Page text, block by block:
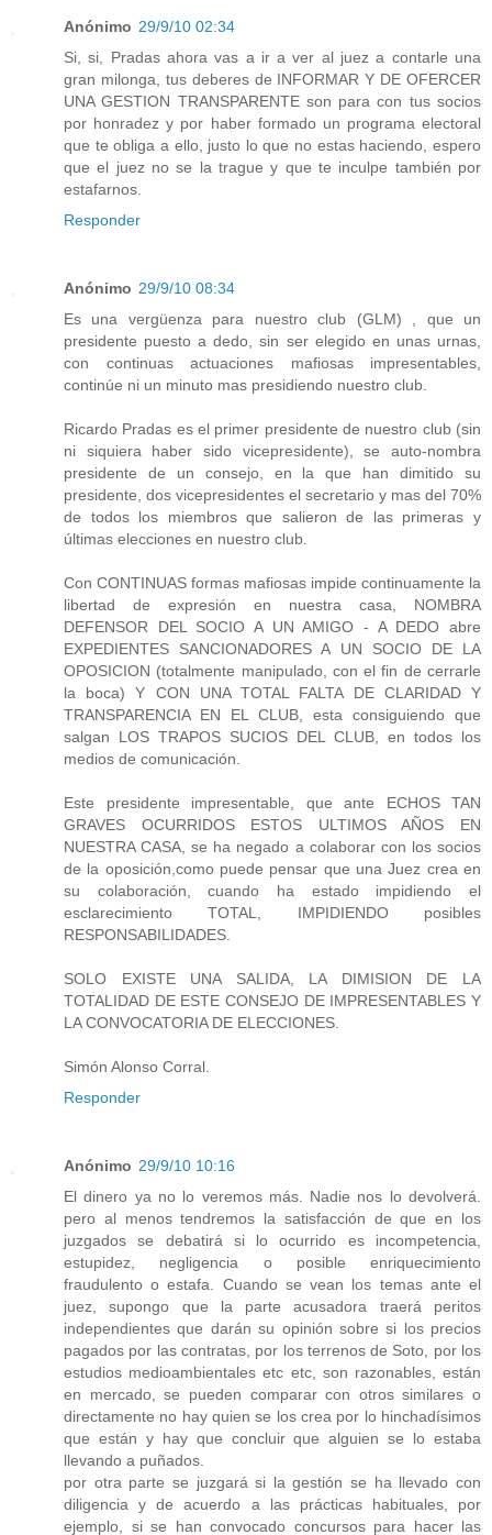
Anónimo 29/9/10 02:34
Si, si, Pradas ahora vas a ir a ver al juez a contarle una
gran milonga, tus deberes de INFORMAR Y DE OFERCER
UNA GESTION TRANSPARENTE son para con tus socios
por honradez y por haber formado un programa electoral
que te obliga a ello, justo lo que no estas haciendo, espero
que el juez no se la trague y que te inculpe también por
estafarnos.
Responder
Anónimo 29/9/10 08:34
Es una vergüenza para nuestro club (GLM) , que un
presidente puesto a dedo, sin ser elegido en unas urnas,
con continuas actuaciones mafiosas impresentables,
continúe ni un minuto mas presidiendo nuestro club.
Ricardo Pradas es el primer presidente de nuestro club (sin
ni siquiera haber sido vicepresidente), se auto-nombra
presidente de un consejo, en la que han dimitido su
presidente, dos vicepresidentes el secretario y mas del 70%
de todos los miembros que salieron de las primeras y
últimas elecciones en nuestro club.
Con CONTINUAS formas mafiosas impide continuamente la
libertad de expresión en nuestra casa, NOMBRA
DEFENSOR DEL SOCIO A UN AMIGO - A DEDO abre
EXPEDIENTES SANCIONADORES A UN SOCIO DE LA
OPOSICION (totalmente manipulado, con el fin de cerrarle
la boca) Y CON UNA TOTAL FALTA DE CLARIDAD Y
TRANSPARENCIA EN EL CLUB, esta consiguiendo que
salgan LOS TRAPOS SUCIOS DEL CLUB, en todos los
medios de comunicación.
Este presidente impresentable, que ante ECHOS TAN
GRAVES OCURRIDOS ESTOS ULTIMOS AÑOS EN
NUESTRA CASA, se ha negado a colaborar con los socios
de la oposición,como puede pensar que una Juez crea en
su colaboración, cuando ha estado impidiendo el
esclarecimiento TOTAL, IMPIDIENDO posibles
RESPONSABILIDADES.
SOLO EXISTE UNA SALIDA, LA DIMISION DE LA
TOTALIDAD DE ESTE CONSEJO DE IMPRESENTABLES Y
LA CONVOCATORIA DE ELECCIONES.
Simón Alonso Corral.
Responder
Anónimo 29/9/10 10:16
El dinero ya no lo veremos más. Nadie nos lo devolverá.
pero al menos tendremos la satisfacción de que en los
juzgados se debatirá si lo ocurrido es incompetencia,
estupidez, negligencia o posible enriquecimiento
fraudulento o estafa. Cuando se vean los temas ante el
juez, supongo que la parte acusadora traerá peritos
independientes que darán su opinión sobre si los precios
pagados por las contratas, por los terrenos de Soto, por los
estudios medioambientales etc etc, son razonables, están
en mercado, se pueden comparar con otros similares o
directamente no hay quien se los crea por lo hinchadísimos
que están y hay que concluir que alguien se lo estaba
llevando a puñados.
por otra parte se juzgará si la gestión se ha llevado con
diligencia y de acuerdo a las prácticas habituales, por
ejemplo, si se han convocado concursos para hacer las